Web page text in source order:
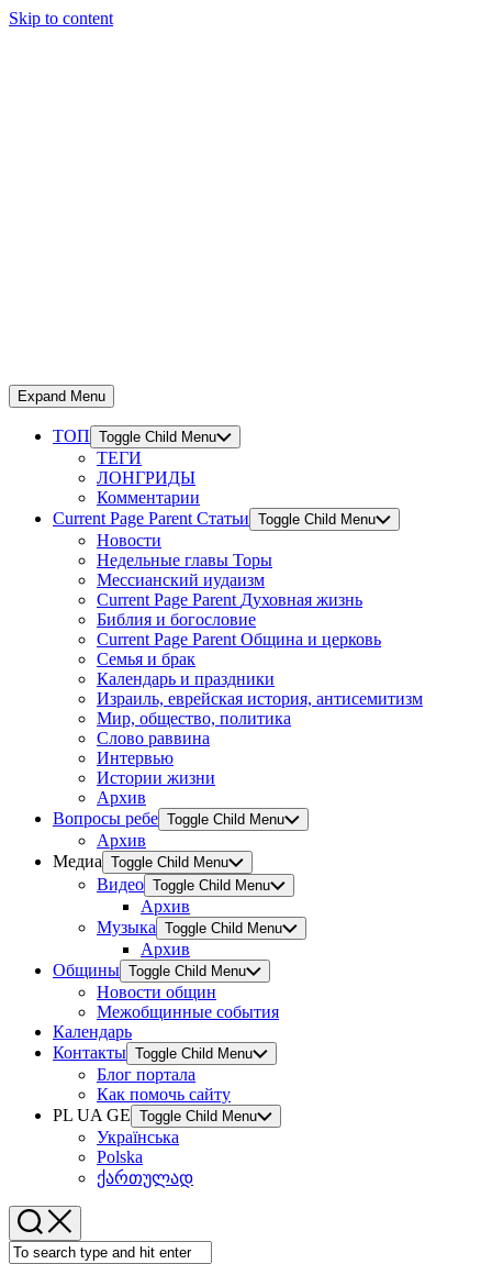
Skip to content
Expand Menu
ТОП Toggle Child Menu
ТЕГИ
ЛОНГРИДЫ
Комментарии
Current Page Parent Статьи Toggle Child Menu
Новости
Недельные главы Торы
Мессианский иудаизм
Current Page Parent Духовная жизнь
Библия и богословие
Current Page Parent Община и церковь
Семья и брак
Календарь и праздники
Израиль, еврейская история, антисемитизм
Мир, общество, политика
Слово раввина
Интервью
Истории жизни
Архив
Вопросы ребе Toggle Child Menu
Архив
Медиа Toggle Child Menu
Видео Toggle Child Menu
Архив
Музыка Toggle Child Menu
Архив
Общины Toggle Child Menu
Новости общин
Межобщинные события
Календарь
Контакты Toggle Child Menu
Блог портала
Как помочь сайту
PL UA GE Toggle Child Menu
Українська
Polska
ქართულად